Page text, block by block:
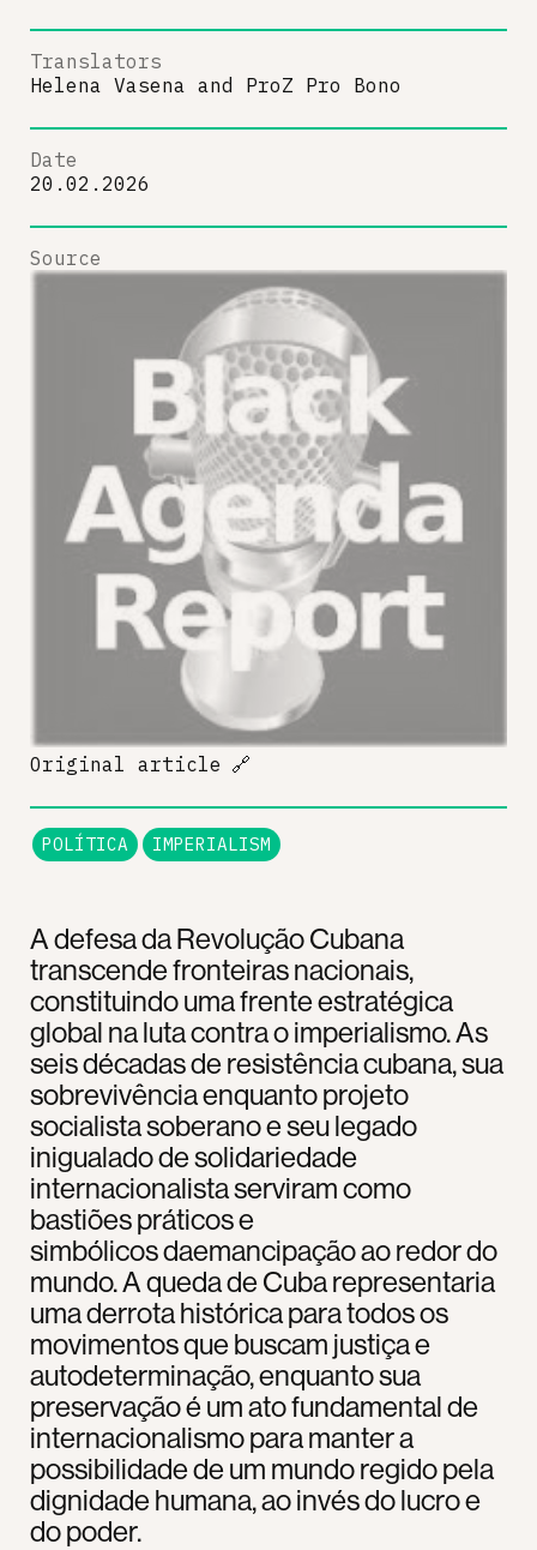
A defesa da Revolução Cubana
transcende fronteiras nacionais,
constituindo uma frente estratégica
global na luta contra o imperialismo. As
seis décadas de resistência cubana, sua
sobrevivência enquanto projeto
socialista soberano e seu legado
inigualado de solidariedade
internacionalista serviram como
bastiões práticos e
simbólicos daemancipação ao redor do
mundo. A queda de Cuba representaria
uma derrota histórica para todos os
movimentos que buscam justiça e
autodeterminação, enquanto sua
preservação é um ato fundamental de
internacionalismo para manter a
possibilidade de um mundo regido pela
dignidade humana, ao invés do lucro e
do poder.
Translators
Helena Vasena and ProZ Pro Bono
Date
20.02.2026
Source
Original article 🔗
POLÍTICA IMPERIALISM